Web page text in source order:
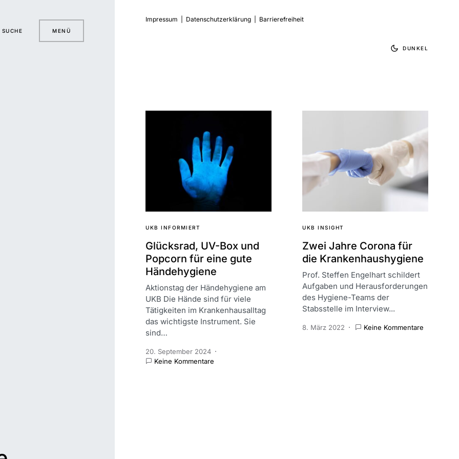
SUCHE MENÜ
Impressum Datenschutzerklärung Barrierefreiheit
DUNKEL
UKB INFORMIERT
Glücksrad, UV-Box und
Popcorn für eine gute
Händehygiene
Aktionstag der Händehygiene am
UKB Die Hände sind für viele
Tätigkeiten im Krankenhausalltag
das wichtigste Instrument. Sie
sind…
20. September 2024
Keine Kommentare
UKB INSIGHT
Zwei Jahre Corona für
die Krankenhaushygiene
Prof. Steffen Engelhart schildert
Aufgaben und Herausforderungen
des Hygiene-Teams der
Stabsstelle im Interview...
8. März 2022 Keine Kommentare